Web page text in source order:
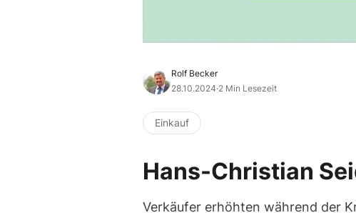
Rolf Becker
28.10.2024·2 Min Lesezeit
Einkauf
Hans-Christian
Verkäufer erhöhten während der